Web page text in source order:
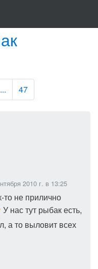
... 47
2010 г. в 13:25
то не прилично
У нас тут рыбак есть,
а то выловит всех